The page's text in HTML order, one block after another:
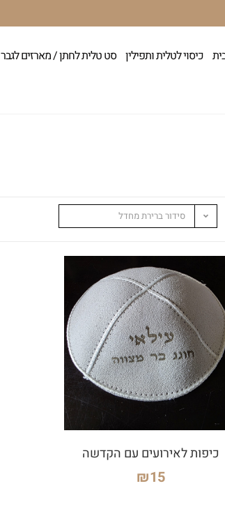
כיסוי לטלית ותפילין סט טלית לחתן / מארזים לגבר
סידור ברירת מחדל
כיפות לאירועים עם הקדשה
₪15